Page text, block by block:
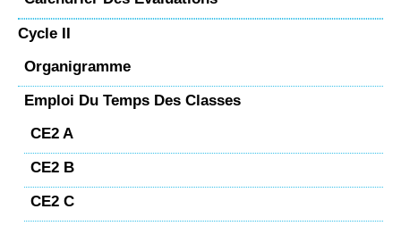
Cycle II
Organigramme
Emploi Du Temps Des Classes
CE2 A
CE2 B
CE2 C